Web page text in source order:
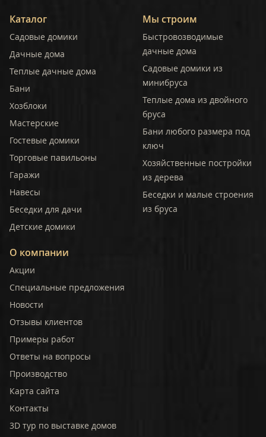
Каталог
Садовые домики
Дачные дома
Теплые дачные дома
Бани
Хозблоки
Мастерские
Гостевые домики
Торговые павильоны
Гаражи
Навесы
Беседки для дачи
Детские домики
Мы строим
Быстровозводимые
дачные дома
Садовые домики из
минибруса
Теплые дома из двойного
бруса
Бани любого размера под
ключ
Хозяйственные постройки
из дерева
Беседки и малые строения
из бруса
О компании
Акции
Специальные предложения
Новости
Отзывы клиентов
Примеры работ
Ответы на вопросы
Производство
Карта сайта
Контакты
3D тур по выставке домов